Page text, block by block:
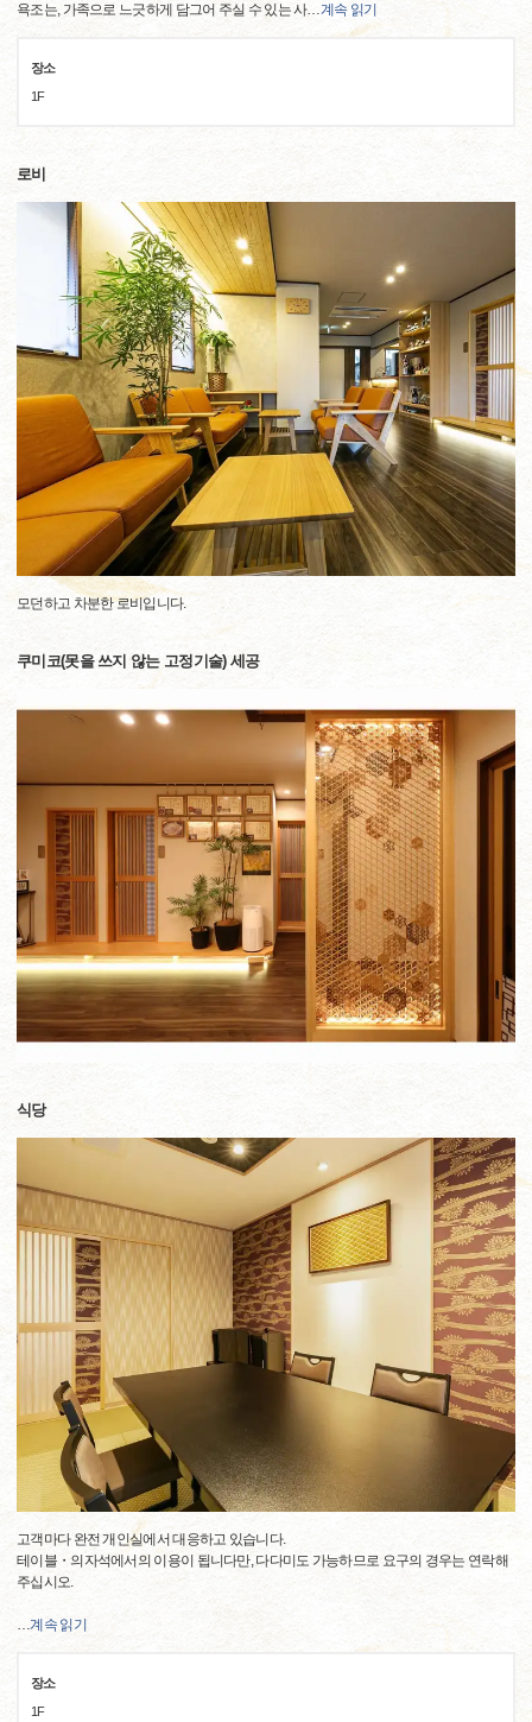
욕조는, 가족으로 느긋하게 담그어 주실 수 있는 사…계속 읽기
장소
1F
로비
모던하고 차분한 로비입니다.
쿠미코(못을 쓰지 않는 고정기술) 세공
식당
고객마다 완전 개인실에서 대응하고 있습니다.
테이블・의자석에서의 이용이 됩니다만, 다다미도 가능하므로 요구의 경우는 연락해
주십시오.
…계속 읽기
장소
1F